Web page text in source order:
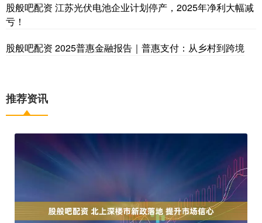
股般吧配资 江苏光伏电池企业计划停产，2025年净利大幅减
亏！
股般吧配资 2025普惠金融报告｜普惠支付：从乡村到跨境
推荐资讯